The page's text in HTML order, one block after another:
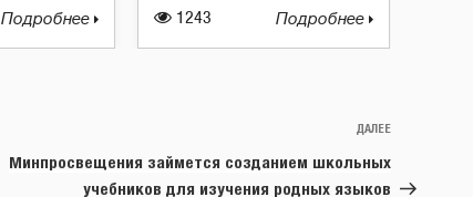
Подробнее 1243 Подробнее
Следующая
запись
ДАЛЕЕ
Минпросвещения займется созданием школьных
учебников для изучения родных языков